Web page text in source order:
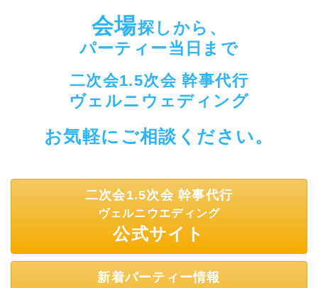
e
b
o
k
で
ェ
t
e
r
で
シ
ア
g
l
e
+
で
シ
ア
会場探しから、
パーティー当日まで
二次会1.5次会 幹事代行
ヴェルニウェディング
お気軽にご相談ください。
二次会1.5次会 幹事代行
ヴェルニウエディング
公式サイト
新着パーティー情報